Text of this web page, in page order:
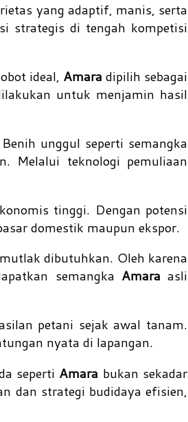
yang adaptif, manis, serta
strategis di tengah kompetisi
ideal, Amara dipilih sebagai
untuk menjamin hasil
unggul seperti semangka
Melalui teknologi pemuliaan
tinggi. Dengan potensi
domestik maupun ekspor.
dibutuhkan. Oleh karena
semangka Amara asli
petani sejak awal tanam.
nyata di lapangan.
seperti Amara bukan sekadar
dan strategi budidaya efisien,